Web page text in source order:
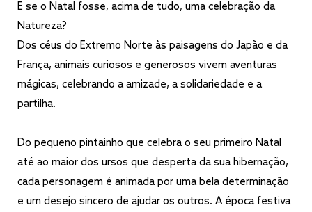
E se o Natal fosse, acima de tudo, uma celebração da
Natureza?
Dos céus do Extremo Norte às paisagens do Japão e da
França, animais curiosos e generosos vivem aventuras
mágicas, celebrando a amizade, a solidariedade e a
partilha.
Do pequeno pintainho que celebra o seu primeiro Natal
até ao maior dos ursos que desperta da sua hibernação,
cada personagem é animada por uma bela determinação
e um desejo sincero de ajudar os outros. A época festiva